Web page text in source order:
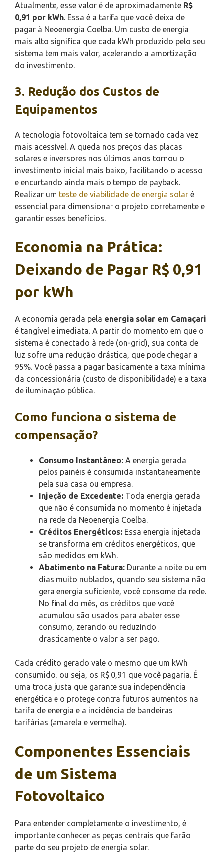
Atualmente, esse valor é de aproximadamente R$
0,91 por kWh . Essa é a tarifa que você deixa de
pagar à Neoenergia Coelba. Um custo de energia
mais alto significa que cada kWh produzido pelo seu
sistema tem mais valor, acelerando a amortização
do investimento.
3. Redução dos Custos de
Equipamentos
A tecnologia fotovoltaica tem se tornado cada vez
mais acessível. A queda nos preços das placas
solares e inversores nos últimos anos tornou o
investimento inicial mais baixo, facilitando o acesso
e encurtando ainda mais o tempo de payback.
Realizar um teste de viabilidade de energia solar é
essencial para dimensionar o projeto corretamente e
garantir esses benefícios.
Economia na Prática:
Deixando de Pagar R$ 0,91
por kWh
A economia gerada pela energia solar em Camaçari
é tangível e imediata. A partir do momento em que o
sistema é conectado à rede (on-grid), sua conta de
luz sofre uma redução drástica, que pode chegar a
95%. Você passa a pagar basicamente a taxa mínima
da concessionária (custo de disponibilidade) e a taxa
de iluminação pública.
Como funciona o sistema de
compensação?
Consumo Instantâneo: A energia gerada
pelos painéis é consumida instantaneamente
pela sua casa ou empresa.
Injeção de Excedente: Toda energia gerada
que não é consumida no momento é injetada
na rede da Neoenergia Coelba.
Créditos Energéticos: Essa energia injetada
se transforma em créditos energéticos, que
são medidos em kWh.
Abatimento na Fatura: Durante a noite ou em
dias muito nublados, quando seu sistema não
gera energia suficiente, você consome da rede.
No final do mês, os créditos que você
acumulou são usados para abater esse
consumo, zerando ou reduzindo
drasticamente o valor a ser pago.
Cada crédito gerado vale o mesmo que um kWh
consumido, ou seja, os R$ 0,91 que você pagaria. É
uma troca justa que garante sua independência
energética e o protege contra futuros aumentos na
tarifa de energia e a incidência de bandeiras
tarifárias (amarela e vermelha).
Componentes Essenciais
de um Sistema
Fotovoltaico
Para entender completamente o investimento, é
importante conhecer as peças centrais que farão
parte do seu projeto de energia solar.